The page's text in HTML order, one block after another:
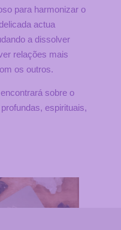
para harmonizar o
actua
a dissolver
relações mais
os outros.
sobre o
espirituais,